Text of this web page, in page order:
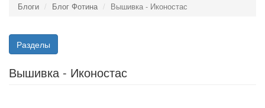
Блоги Блог Фотина Вышивка - Иконостас
Разделы
Вышивка - Иконостас